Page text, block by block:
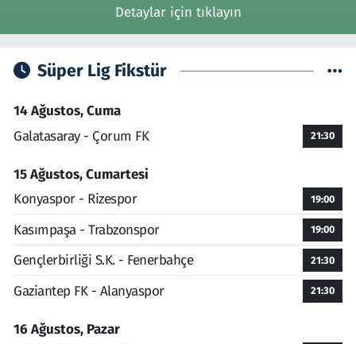
Detaylar için tıklayın
Süper Lig Fikstür
14 Ağustos, Cuma
Galatasaray - Çorum FK
21:30
15 Ağustos, Cumartesi
Konyaspor - Rizespor
19:00
Kasımpaşa - Trabzonspor 19:00
Gençlerbirliği S.K. - Fenerbahçe 21:30
Gaziantep FK - Alanyaspor 21:30
16 Ağustos, Pazar